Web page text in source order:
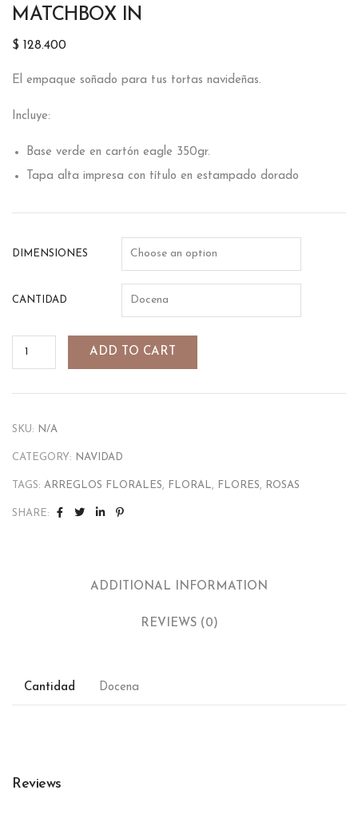
MATCHBOX IN
$ 128.400
El empaque soñado para tus tortas navideñas.
Incluye:
Base verde en cartón eagle 350gr.
Tapa alta impresa con título en estampado dorado
DIMENSIONES
CANTIDAD
ADD TO CART
SKU: N/A
CATEGORY: NAVIDAD
TAGS: ARREGLOS FLORALES, FLORAL, FLORES, ROSAS
SHARE:
ADDITIONAL INFORMATION
REVIEWS (0)
Cantidad Docena
Reviews